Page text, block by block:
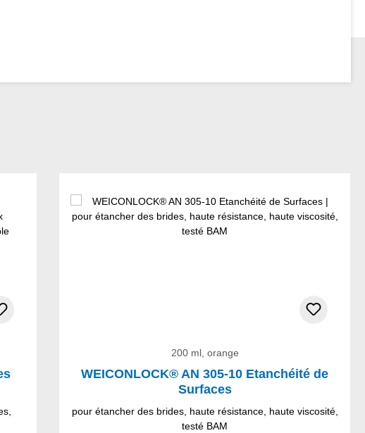
200 ml, orange
WEICONLOCK® AN 305-10 Etanchéité de
Surfaces
pour étancher des brides, haute résistance, haute viscosité,
testé BAM